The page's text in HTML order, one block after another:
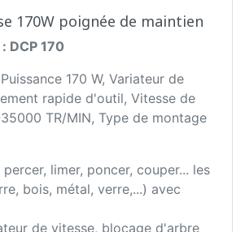
170W poignée de maintien
DCP 170
170 W, Variateur de
rapide d'outil, Vitesse de
TR/MIN, Type de montage
limer, poncer, couper... les
bois, métal, verre,...) avec
de vitesse, blocage d'arbre